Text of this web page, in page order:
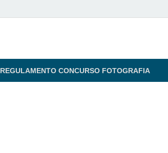
REGULAMENTO CONCURSO FOTOGRAFIA